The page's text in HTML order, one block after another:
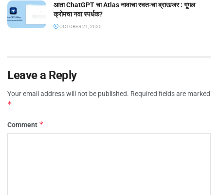
आता ChatGPT चा Atlas नावाचा स्वतःचा ब्राऊजर : गूगल
क्रोमचा नवा स्पर्धक?
OCTOBER 21, 2025
Leave a Reply
Your email address will not be published. Required fields are marked
*
Comment *